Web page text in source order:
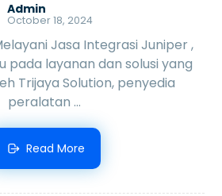
Admin
October 18, 2024
Jasa Integrasi Juniper ,
pada layanan dan solusi yang
Trijaya Solution, penyedia
peralatan ...
Read More